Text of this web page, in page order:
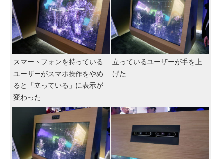
スマートフォンを持っている
ユーザーがスマホ操作をやめ
ると「立っている」に表示が
変わった
立っているユーザーが手を上
げた